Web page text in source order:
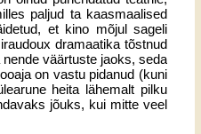
paljud ta kaasmaalised
et kino mõjul sageli
dramaatika tõstnud
väärtuste jaoks, seda
on vastu pidanud (kuni
heita lähemalt pilku
jõuks, kui mitte veel